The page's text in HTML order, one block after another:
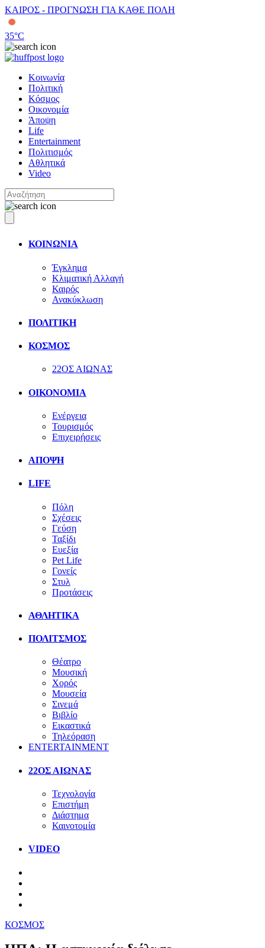
ΚΑΙΡΟΣ - ΠΡΟΓΝΩΣΗ ΓΙΑ ΚΑΘΕ ΠΟΛΗ
35°C
Κοινωνία
Πολιτική
Κόσμος
Οικονομία
Άποψη
Life
Entertainment
Πολιτισμός
Αθλητικά
Video
ΚΟΙΝΩΝΙΑ
Έγκλημα
Κλιματική Αλλαγή
Καιρός
Ανακύκλωση
ΠΟΛΙΤΙΚΗ
ΚΟΣΜΟΣ
22ΟΣ ΑΙΩΝΑΣ
ΟΙΚΟΝΟΜΙΑ
Ενέργεια
Τουρισμός
Επιχειρήσεις
ΑΠΟΨΗ
LIFE
Πόλη
Σχέσεις
Γεύση
Ταξίδι
Ευεξία
Pet Life
Γονείς
Στυλ
Προτάσεις
ΑΘΛΗΤΙΚΑ
ΠΟΛΙΤΣΜΟΣ
Θέατρο
Μουσική
Χορός
Μουσεία
Σινεμά
Βιβλίο
Εικαστικά
Τηλεόραση
ENTERTAINMENT
22ΟΣ ΑΙΩΝΑΣ
Τεχνολογία
Επιστήμη
Διάστημα
Καινοτομία
VIDEO
ΚΟΣΜΟΣ